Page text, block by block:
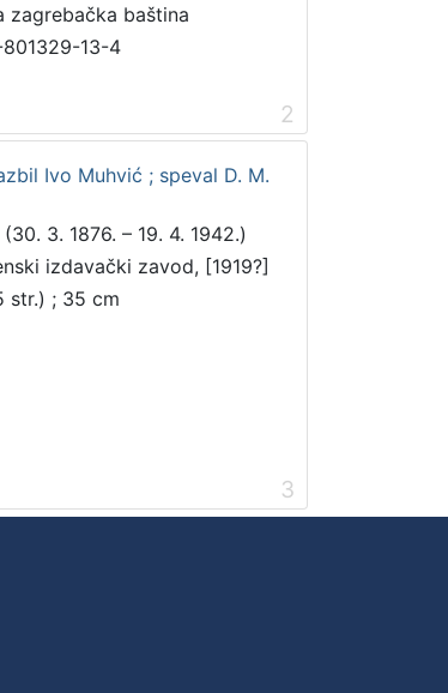
zagrebačka baština
13-4
2
Ivo Muhvić ; speval D. M.
3. 1876. – 19. 4. 1942.)
izdavački zavod, [1919?]
str.) ; 35 cm
3